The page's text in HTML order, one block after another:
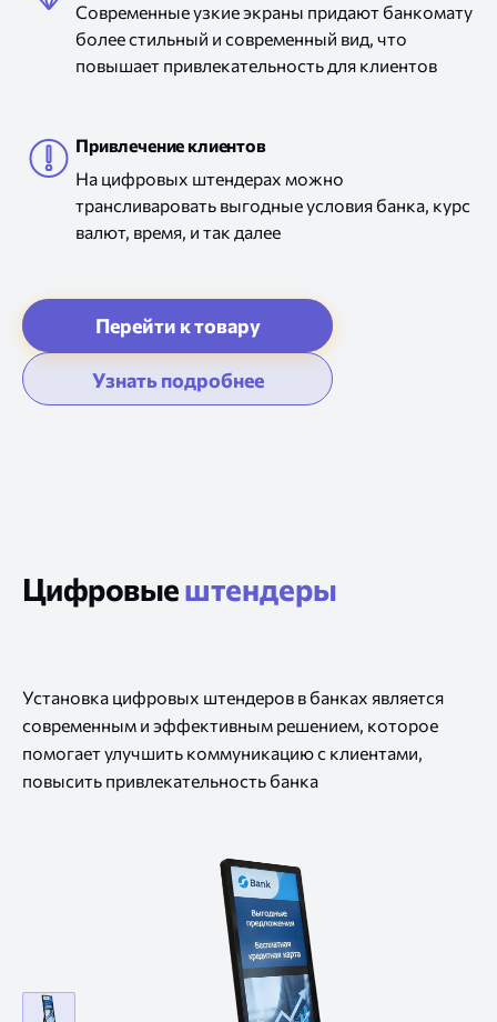
Современные узкие экраны придают банкомату
более стильный и современный вид, что
повышает привлекательность для клиентов
Привлечение клиентов
На цифровых штендерах можно
трансливаровать выгодные условия банка, курс
валют, время, и так далее
Цифровыештендеры
Установка цифровых штендеров в банках является
современным и эффективным решением, которое
помогает улучшить коммуникациюс клиентами,
повысить привлекательность банка